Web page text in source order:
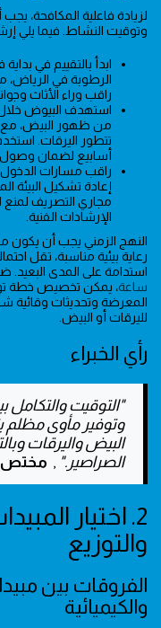
لزيادة فاعلية المكافحة،
وتوقيت النشاط. فيما يلي
ابدأ بالتقييم في
الرطوبة في الرياض،
راقب وراء الأثاث
استهدف البيوض
من ظهور البيض، مع
أسابيع لضمان وصول
راقب مسارات الدخول
إعادة تشكيل البيئة
مجاري التصريف لمنع
الإرشادات الفنية.
النهج الزمني يجب أن يكون
رعاية بيئية مناسبة، تقل
استدامة على المدى البعيد.
ساعة، يمكن تخصيص خطة
المعرضة وتحديثات
لليرقات أو البيض.
رأي الخبراء
"التوقيت والتكامل
وتوفير مأوى
البيض واليرقات
الصراصير." , مختص
2. اختيار
والتوزيع
الفروقات بين
والكيميائية